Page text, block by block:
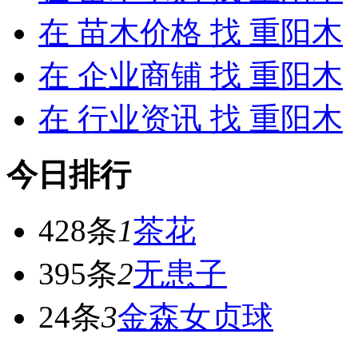
在 苗木价格 找 重阳木
在 企业商铺 找 重阳木
在 行业资讯 找 重阳木
今日排行
428条1茶花
395条2无患子
24条3金森女贞球